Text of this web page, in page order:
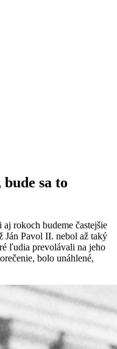
sa to
rokoch budeme častejšie
Ján Pavol II. nebol až taký
ľudia prevolávali na jeho
bolo unáhlené,